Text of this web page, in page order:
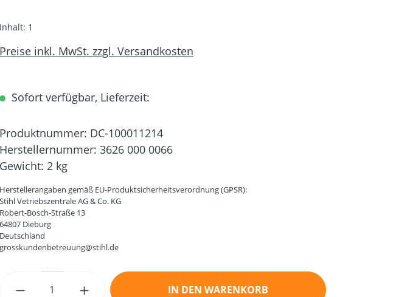
Inhalt: 1
Preise inkl. MwSt. zzgl. Versandkosten
Sofort verfügbar, Lieferzeit:
Produktnummer: DC-100011214
Herstellernummer: 3626 000 0066
Gewicht: 2 kg
Herstellerangaben gemäß EU-Produktsicherheitsverordnung (GPSR):
Stihl Vetriebszentrale AG & Co. KG
Robert-Bosch-Straße 13
64807 Dieburg
Deutschland
grosskundenbetreuung@stihl.de
Produkt Anzahl: Gib den gewünschten Wert ein oder
IN DEN WARENKORB